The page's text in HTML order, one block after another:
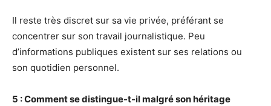
Il reste très discret sur sa vie privée, préférant se
concentrer sur son travail journalistique. Peu
d’informations publiques existent sur ses relations ou
son quotidien personnel.
5 : Comment se distingue-t-il malgré son héritage